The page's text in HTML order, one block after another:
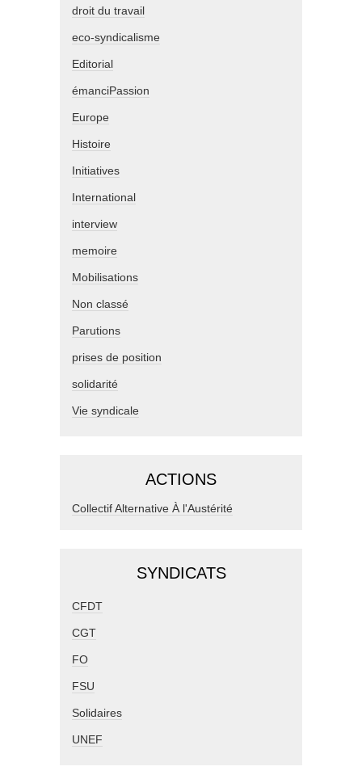
droit du travail
eco-syndicalisme
Editorial
émanciPassion
Europe
Histoire
Initiatives
International
interview
memoire
Mobilisations
Non classé
Parutions
prises de position
solidarité
Vie syndicale
ACTIONS
Collectif Alternative À l'Austérité
SYNDICATS
CFDT
CGT
FO
FSU
Solidaires
UNEF